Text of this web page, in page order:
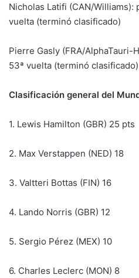
Nicholas Latifi (CAN/Williams):
vuelta (terminó clasificado)
Pierre Gasly (FRA/AlphaTauri-
53ª vuelta (terminó clasificado)
Clasificación general del
1. Lewis Hamilton (GBR) 25 pts
2. Max Verstappen (NED) 18
3. Valtteri Bottas (FIN) 16
4. Lando Norris (GBR) 12
5. Sergio Pérez (MEX) 10
6. Charles Leclerc (MON) 8